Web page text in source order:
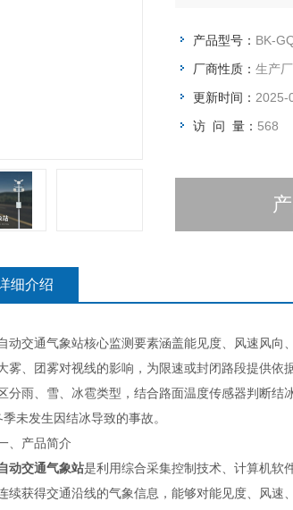
产品型号： BK-
厂商性质： 生产
更新时间： 2025-
访 问 量： 568
细介绍
交通气象站核心监测要素涵盖能见度、风速风向
雾、团雾对视线的影响，为限速或封闭路段提供
分雨、雪、冰雹类型，结合路面温度传感器判断
季未发生因结冰导致的事故。
产品简介
动交通气象站是利用综合采集控制技术、计算机软
续获得交通沿线的气象信息，能够对能见度、风